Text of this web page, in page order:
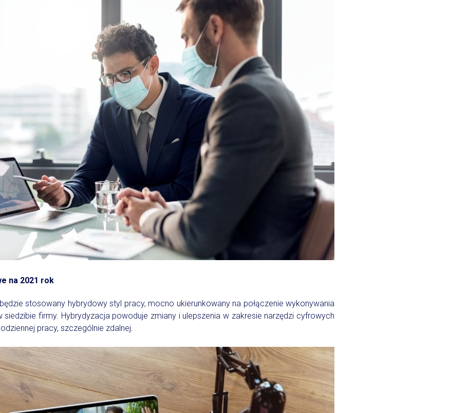
na 2021 rok
stosowany hybrydowy styl pracy, mocno ukierunkowany na połączenie wykonywania
firmy. Hybrydyzacja powoduje zmiany i ulepszenia w zakresie narzędzi cyfrowych
pracy, szczególnie zdalnej.